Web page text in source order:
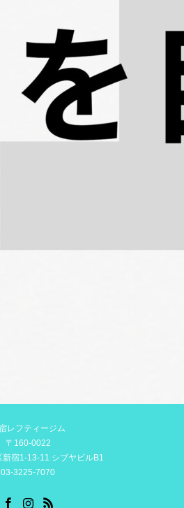
レフティージム
〒160-0022
新宿1-13-11 シブヤビルB1
03-3225-7070